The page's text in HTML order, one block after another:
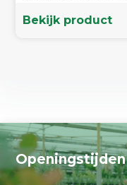
Bekijk product
Openingstijden